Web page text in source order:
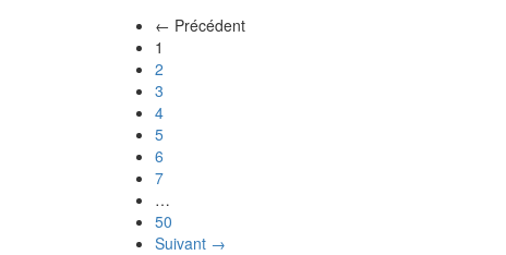
← Précédent
1
2
3
4
5
6
7
…
50
Suivant →